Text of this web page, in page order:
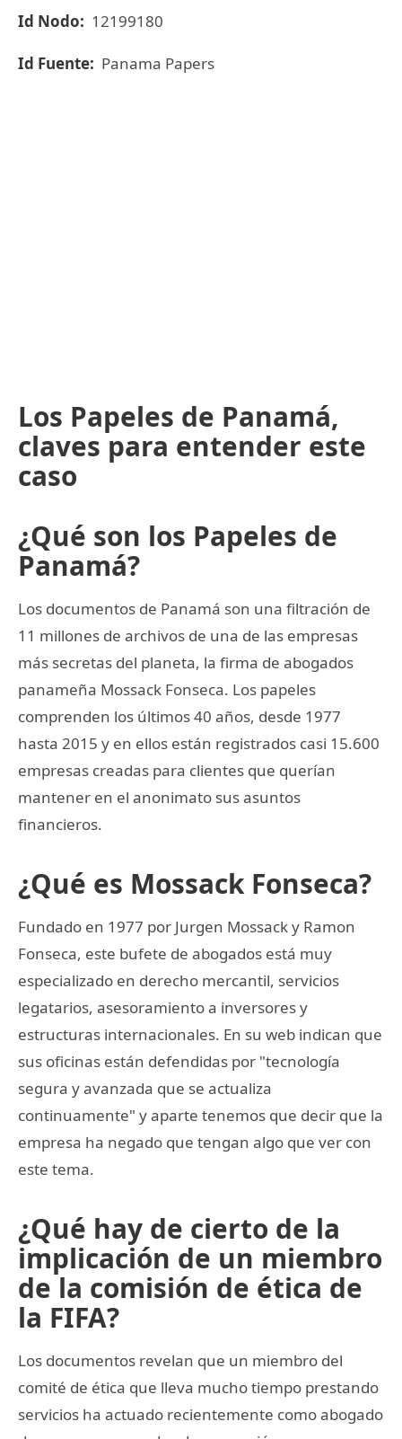
Id Nodo: 12199180
Id Fuente: Panama Papers
Los Papeles de Panamá,
claves para entender este
caso
¿Qué son los Papeles de
Panamá?
Los documentos de Panamá son una filtración de
11 millones de archivos de una de las empresas
más secretas del planeta, la firma de abogados
panameña Mossack Fonseca. Los papeles
comprenden los últimos 40 años, desde 1977
hasta 2015 y en ellos están registrados casi 15.600
empresas creadas para clientes que querían
mantener en el anonimato sus asuntos
financieros.
¿Qué es Mossack Fonseca?
Fundado en 1977 por Jurgen Mossack y Ramon
Fonseca, este bufete de abogados está muy
especializado en derecho mercantil, servicios
legatarios, asesoramiento a inversores y
estructuras internacionales. En su web indican que
sus oficinas están defendidas por "tecnología
segura y avanzada que se actualiza
continuamente" y aparte tenemos que decir que la
empresa ha negado que tengan algo que ver con
este tema.
¿Qué hay de cierto de la
implicación de un miembro
de la comisión de ética de
la FIFA?
Los documentos revelan que un miembro del
comité de ética que lleva mucho tiempo prestando
servicios ha actuado recientemente como abogado